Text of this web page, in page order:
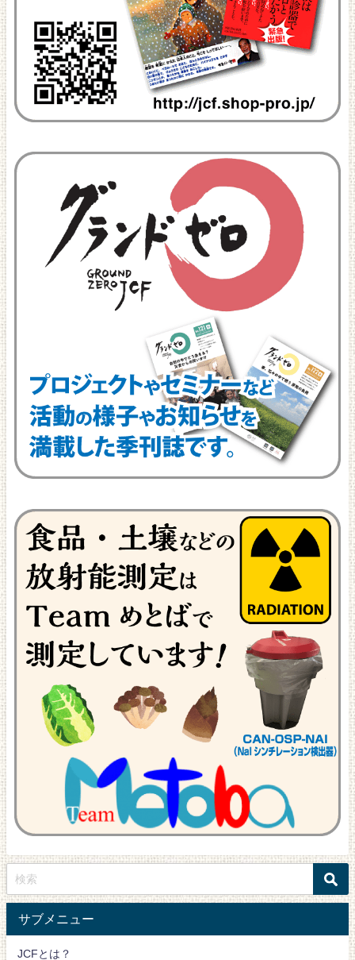
サブメニュー
JCFとは？